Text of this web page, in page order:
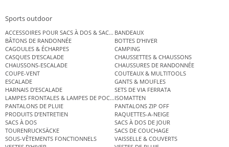
Sports outdoor
ACCESSOIRES POUR SACS À DOS & SACS ÉTANCHES
BANDEAUX
BÂTONS DE RANDONNÉE
BOTTES D’HIVER
CAGOULES & ÉCHARPES
CAMPING
CASQUES D’ESCALADE
CHAUSSETTES & CHAUSSONS
CHAUSSONS-ESCALADE
CHAUSSURES DE RANDONNÉE
COUPE-VENT
COUTEAUX & MULTITOOLS
ESCALADE
GANTS & MOUFLES
HARNAIS D’ESCALADE
SETS DE VIA FERRATA
LAMPES FRONTALES & LAMPES DE POCHEISOMATTEN
PANTALONS DE PLUIE
PANTALONS ZIP OFF
PRODUITS D’ENTRETIEN
RAQUETTES-A-NEIGE
SACS À DOS
SACS À DOS DE JOUR
TOURENRUCKSÄCKE
SACS DE COUCHAGE
SOUS-VÊTEMENTS FONCTIONNELS
VAISSELLE & COUVERTS